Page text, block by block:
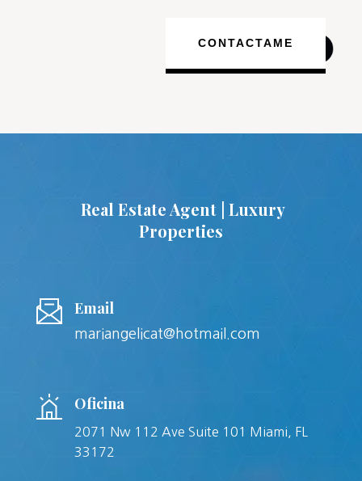
CONTACTAME
Real Estate Agent | Luxury
Properties
Email
mariangelicat@hotmail.com
Oficina
2071 Nw 112 Ave Suite 101 Miami, FL
33172